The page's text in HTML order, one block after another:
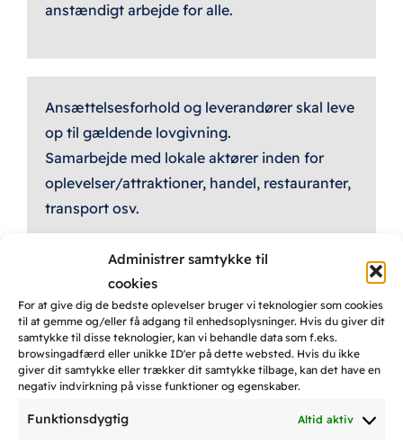
Administrer samtykke til
cookies
For at give dig de bedste oplevelser bruger vi teknologier som cookies
til at gemme og/eller få adgang til enhedsoplysninger. Hvis du giver dit
samtykke til disse teknologier, kan vi behandle data som f.eks.
browsingadfærd eller unikke ID'er på dette websted. Hvis du ikke
giver dit samtykke eller trækker dit samtykke tilbage, kan det have en
negativ indvirkning på visse funktioner og egenskaber.
Funktionsdygtig Altid aktiv
anstændigt arbejde for alle.
Ansættelsesforhold og leverandører skal leve
op til gældende lovgivning.
Samarbejde med lokale aktører inden for
oplevelser/attraktioner, handel, restauranter,
transport osv.
Bygge robust
infrastruktur, fremme
inkluderende og
bæredygtig